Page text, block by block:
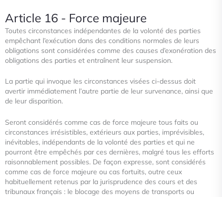
Article 16 - Force majeure
Toutes circonstances indépendantes de la volonté des parties
empêchant l’exécution dans des conditions normales de leurs
obligations sont considérées comme des causes d’exonération des
obligations des parties et entraînent leur suspension.
La partie qui invoque les circonstances visées ci-dessus doit
avertir immédiatement l’autre partie de leur survenance, ainsi que
de leur disparition.
Seront considérés comme cas de force majeure tous faits ou
circonstances irrésistibles, extérieurs aux parties, imprévisibles,
inévitables, indépendants de la volonté des parties et qui ne
pourront être empêchés par ces dernières, malgré tous les efforts
raisonnablement possibles. De façon expresse, sont considérés
comme cas de force majeure ou cas fortuits, outre ceux
habituellement retenus par la jurisprudence des cours et des
tribunaux français : le blocage des moyens de transports ou